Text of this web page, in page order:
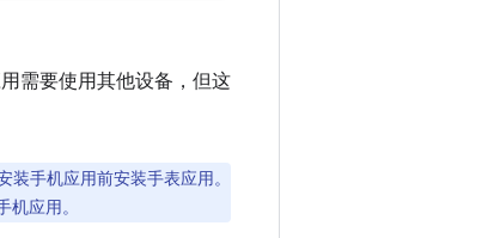
需要使用其他设备，但这
装手机应用前安装手表应用。
应用。